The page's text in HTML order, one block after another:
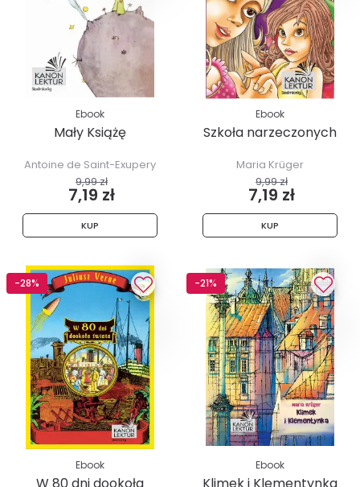
Ebook
Mały Książę
Antoine de Saint-Exupery
9,99 zł
7,19 zł
KUP
Ebook
Szkoła narzeczonych
Maria Krüger
9,99 zł
7,19 zł
KUP
-28%
Ebook
W 80 dni dookoła
-21%
Ebook
Klimek i Klementynka